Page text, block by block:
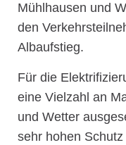
Mühlhausen und
den
Albaufstieg.
Für die
eine Vielzahl an
und Wetter
sehr hohen